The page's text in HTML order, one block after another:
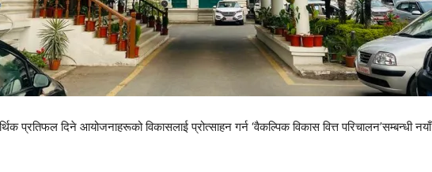
प्रतिफल दिने आयोजनाहरूको विकासलाई प्रोत्साहन गर्न ‘वैकल्पिक विकास वित्त परिचालन’सम्बन्धी नयाँ